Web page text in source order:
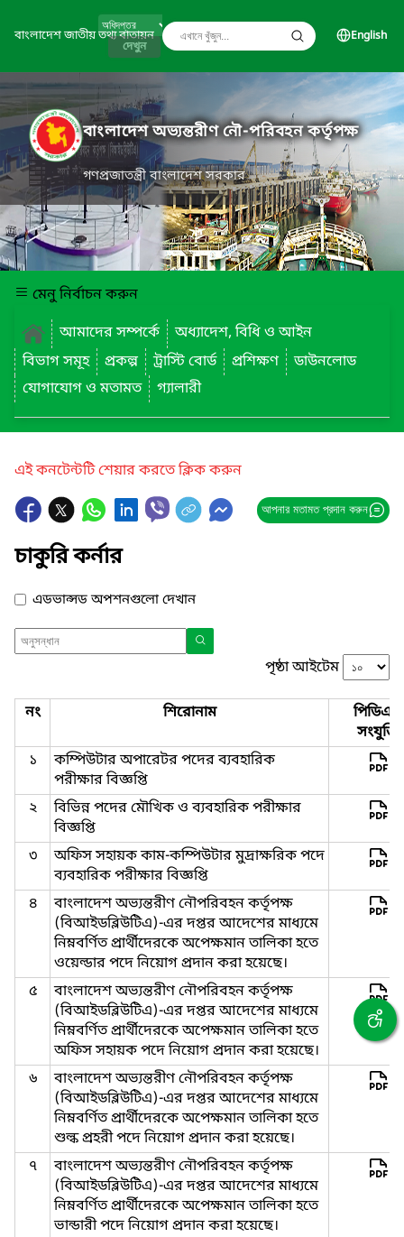
বাংলাদেশ জাতীয় তথ্য বাতায়ন
দেখুন
English
বাংলাদেশ অভ্যন্তরীণ নৌ-পরিবহন কর্তৃপক্ষ
গণপ্রজাতন্ত্রী বাংলাদেশ সরকার
মেনু নির্বাচন করুন
আমাদের সম্পর্কে
অধ্যাদেশ, বিধি ও আইন
বিভাগ সমূহ
প্রকল্প ট্রাস্টি বোর্ড প্রশিক্ষণ
ডাউনলোড
যোগাযোগ ও মতামত
গ্যালারী
এই কনটেন্টটি শেয়ার করতে ক্লিক করুন
আপনার মতামত প্রদান করুন
চাকুরি কর্নার
এডভান্সড অপশনগুলো দেখান
পৃষ্ঠা আইটেম
নং শিরোনাম
পিডিএফ
সংযুক্তি
১
কম্পিউটার অপারেটর পদের ব্যবহারিক
পরীক্ষার বিজ্ঞপ্তি
২
বিভিন্ন পদের মৌখিক ও ব্যবহারিক পরীক্ষার
বিজ্ঞপ্তি
৩
অফিস সহায়ক কাম-কম্পিউটার মুদ্রাক্ষরিক পদে
ব্যবহারিক পরীক্ষার বিজ্ঞপ্তি
৪
বাংলাদেশ অভ্যন্তরীণ নৌপরিবহন কর্তৃপক্ষ
(বিআইডব্লিউটিএ)-এর দপ্তর আদেশের মাধ্যমে
নিম্নবর্ণিত প্রার্থীদেরকে অপেক্ষমান তালিকা হতে
ওয়েল্ডার পদে নিয়োগ প্রদান করা হয়েছে।
৫
বাংলাদেশ অভ্যন্তরীণ নৌপরিবহন কর্তৃপক্ষ
(বিআইডব্লিউটিএ)-এর দপ্তর আদেশের মাধ্যমে
নিম্নবর্ণিত প্রার্থীদেরকে অপেক্ষমান তালিকা হতে
অফিস সহায়ক পদে নিয়োগ প্রদান করা হয়েছে।
৬
বাংলাদেশ অভ্যন্তরীণ নৌপরিবহন কর্তৃপক্ষ
(বিআইডব্লিউটিএ)-এর দপ্তর আদেশের মাধ্যমে
নিম্নবর্ণিত প্রার্থীদেরকে অপেক্ষমান তালিকা হতে
শুল্ক প্রহরী পদে নিয়োগ প্রদান করা হয়েছে।
৭
বাংলাদেশ অভ্যন্তরীণ নৌপরিবহন কর্তৃপক্ষ
(বিআইডব্লিউটিএ)-এর দপ্তর আদেশের মাধ্যমে
নিম্নবর্ণিত প্রার্থীদেরকে অপেক্ষমান তালিকা হতে
ভান্ডারী পদে নিয়োগ প্রদান করা হয়েছে।